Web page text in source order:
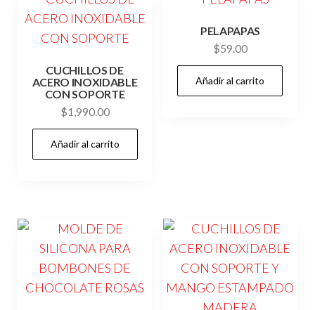
CUCHILLOS DE
ACERO INOXIDABLE
CON SOPORTE
$1,990.00
Añadir al carrito
PELAPAPAS
$59.00
Añadir al carrito